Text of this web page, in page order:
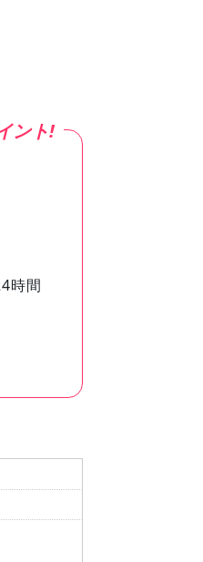
時間